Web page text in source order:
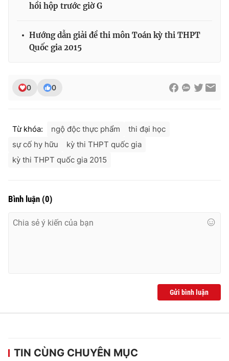
THỜI BÁO VTV
Theo dõi báo trên
Cơ quan chủ quản:Đài Truyền hình Việt Nam
Cơ quan báo chí: Thời báo VTV
Giấy phép hoạt động báo in và báo điện tử số 483/GP-BTTTT
cấp ngày 29/12/2023
Phó Tổng Biên tập:
Nguyễn Trọng Ninh
Tổng đài VTV:024.38 355 931 - 024.38 355 932
hồi hộp trước giờ G
Hướng dẫn giải đề thi môn Toán kỳ thi THPT
Quốc gia 2015
0 0
Từ khóa: ngộ độc thực phẩm
thi đại học
sự cố hy hữu
kỳ thi THPT quốc gia
kỳ thi THPT quốc gia 2015
Bình luận (0)
Gửi bình luận
TIN CÙNG CHUYÊN MỤC